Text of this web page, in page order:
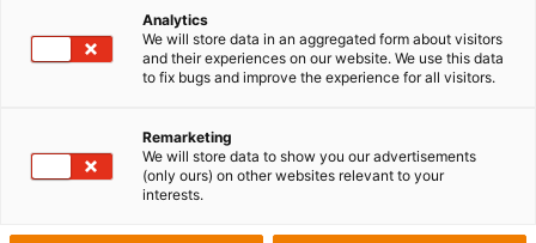
Domovská stránka
Projekty robotů
Příklady plánování projektů
Napříč historií projektu - řešení
na míru
Analytics
We will store data in an aggregated form about visitors
and their experiences on our website. We use this data
to fix bugs and improve the experience for all visitors.
Remarketing
We will store data to show you our advertisements
(only ours) on other websites relevant to your
interests.